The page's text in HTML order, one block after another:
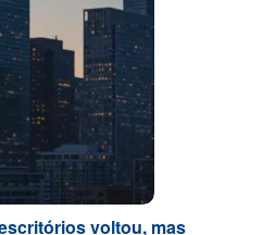
voltou, mas